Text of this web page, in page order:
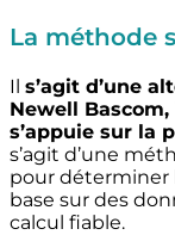
La méthode
Il s’agit d’une
Newell
s’appuie sur la
s’agit d’une
pour déterminer
base sur des
calcul fiable.